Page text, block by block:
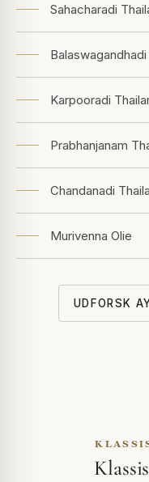
Sahacharadi
Karpooradi
Prabhanjanam
Chandanadi
Murivenna Olie
UDFORSK